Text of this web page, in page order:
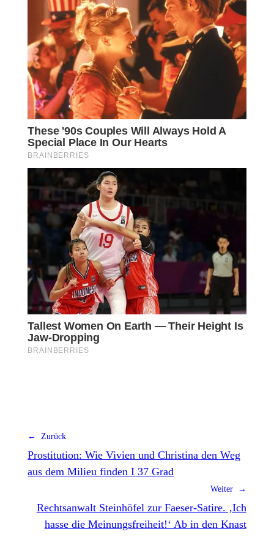
← Zurück
Prostitution: Wie Vivien und Christina den Weg
aus dem Milieu finden I 37 Grad
Weiter →
Rechtsanwalt Steinhöfel zur Faeser-Satire. ‚Ich
hasse die Meinungsfreiheit!‘ Ab in den Knast